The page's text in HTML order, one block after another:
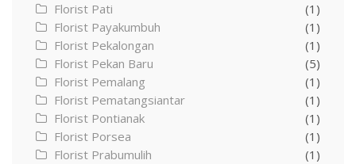
Florist Pati
(1)
Florist Payakumbuh
(1)
Florist Pekalongan
(1)
Florist Pekan Baru
(5)
Florist Pemalang
(1)
Florist Pematangsiantar
(1)
Florist Pontianak
(1)
Florist Porsea
(1)
Florist Prabumulih
(1)